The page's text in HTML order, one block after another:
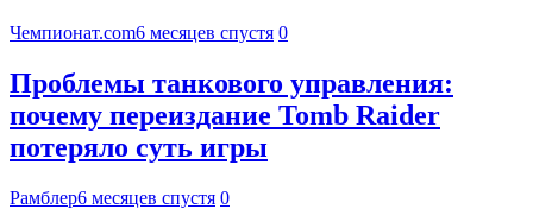
Чемпионат.com6 месяцев спустя 0
Проблемы танкового управления:
почему переиздание Tomb Raider
потеряло суть игры
Рамблер6 месяцев спустя 0